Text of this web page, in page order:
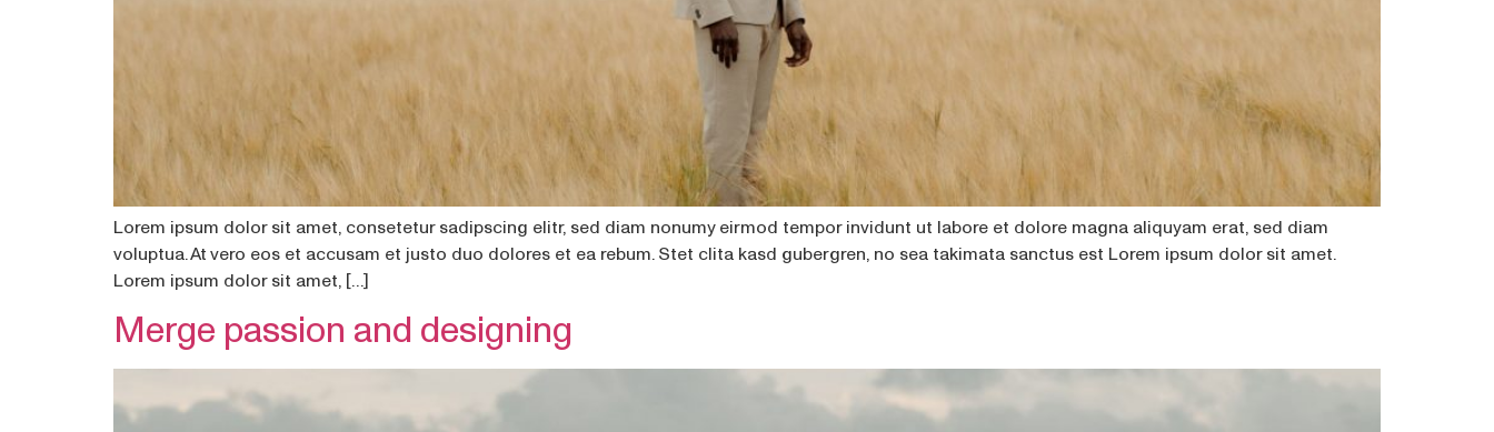
Lorem ipsum dolor sit amet, consetetur sadipscing elitr, sed diam nonumy eirmod tempor invidunt ut labore et dolore magna aliquyam erat, sed diam
voluptua. At vero eos et accusam et justo duo dolores et ea rebum. Stet clita kasd gubergren, no sea takimata sanctus est Lorem ipsum dolor sit amet.
Lorem ipsum dolor sit amet, […]
Merge passion and designing